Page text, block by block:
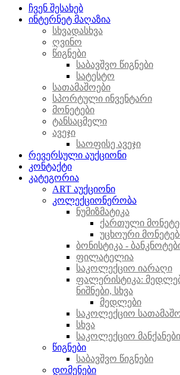
ჩვენ შესახებ
ინტერნეტ მაღაზია
სხვადასხვა
ღვინო
წიგნები
საბავშვო წიგნები
სატესტო
სათამაშოები
სპორტული ინვენტარი
მონეტები
ტანსაცმელი
ავეჯი
საოფისე ავეჯი
რევერსული აუქციონი
კონტაქტი
კატეგორია
ART აუქციონი
კოლექციონერობა
ნუმიზმატიკა
ქართული
უცხოური
ბონისტიკა -
ფილატელია
საკოლექციო იარაღი
ფალერისტიკა:
ნიშნები, სხვა
მედლები
საკოლექციო
სხვა
საკოლექციო
წიგნები
საბავშვო წიგნები
დომენები